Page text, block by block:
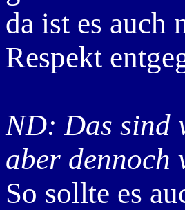
da ist es auch
Respekt
ND: Das sind
aber dennoch
So sollte es